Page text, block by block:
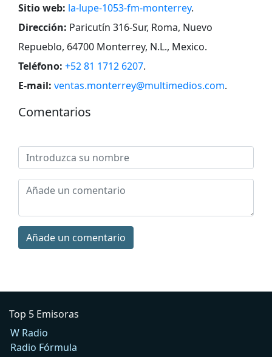
Sitio web: la-lupe-1053-fm-monterrey.
Dirección: Paricutín 316-Sur, Roma, Nuevo
Repueblo, 64700 Monterrey, N.L., Mexico.
Teléfono: +52 81 1712 6207.
E-mail: ventas.monterrey@multimedios.com.
Comentarios
Añade un comentario
Top 5 Emisoras
W Radio
Radio Fórmula